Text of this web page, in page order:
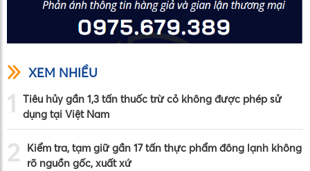
XEM NHIỀU
1
Tiêu hủy gần 1,3 tấn thuốc trừ cỏ không được phép sử
dụng tại Việt Nam
2
Kiểm tra, tạm giữ gần 17 tấn thực phẩm đông lạnh không
rõ nguồn gốc, xuất xứ